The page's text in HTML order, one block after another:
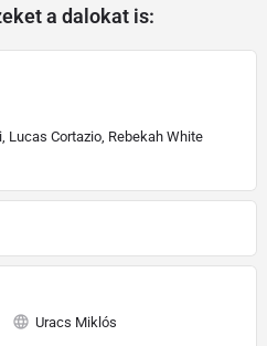
a dalokat is:
Lucas Cortazio, Rebekah White
Uracs Miklós